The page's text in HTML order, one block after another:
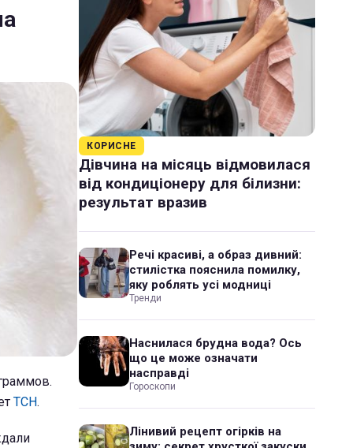
ТСН.
КОРИСНЕ
Дівчина на місяць відмовилася
від кондиціонеру для білизни:
результат вразив
Речі красиві, а образ дивний:
стилістка пояснила помилку,
яку роблять усі модниці
Тренди
Наснилася брудна вода? Ось
що це може означати
насправді
Гороскопи
Лінивий рецепт огірків на